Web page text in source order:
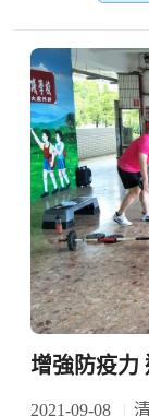
增強防疫力
2021-09-08